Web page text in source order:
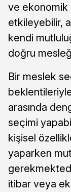
ve ekonomik
etkileyebilir,
kendi
doğru
Bir meslek
arasında
seçimi
kişisel
yaparken
itibar veya